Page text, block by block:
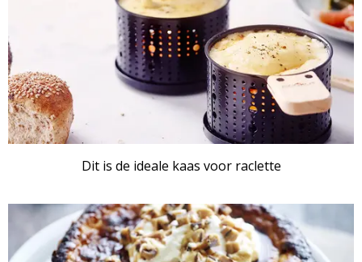
Dit is de ideale kaas voor raclette